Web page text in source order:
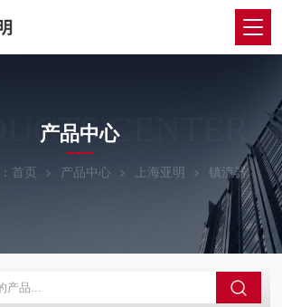
CENTER
产品中心
首页 产品中心 上海亚明 镇流器